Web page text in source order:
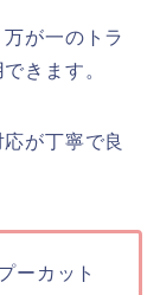
が一のトラ
きます。
が丁寧で良
ーカット